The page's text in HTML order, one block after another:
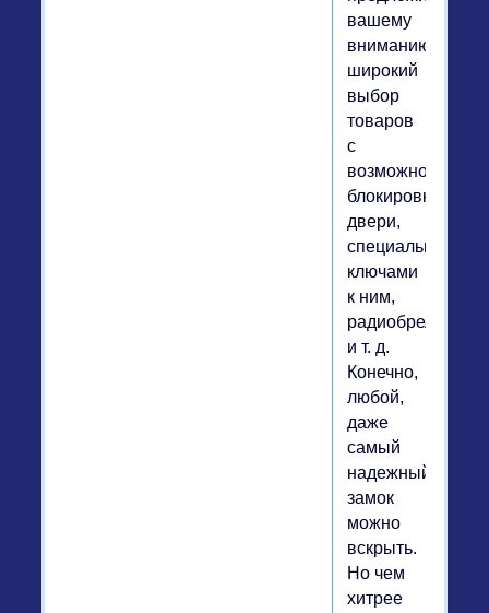
вашему
вниманию
широкий
выбор
товаров
с
возможностью
блокировки
двери,
специальными
ключами
к ним,
радиобрелоками
и т. д.
Конечно,
любой,
даже
самый
надежный
замок
можно
вскрыть.
Но чем
хитрее